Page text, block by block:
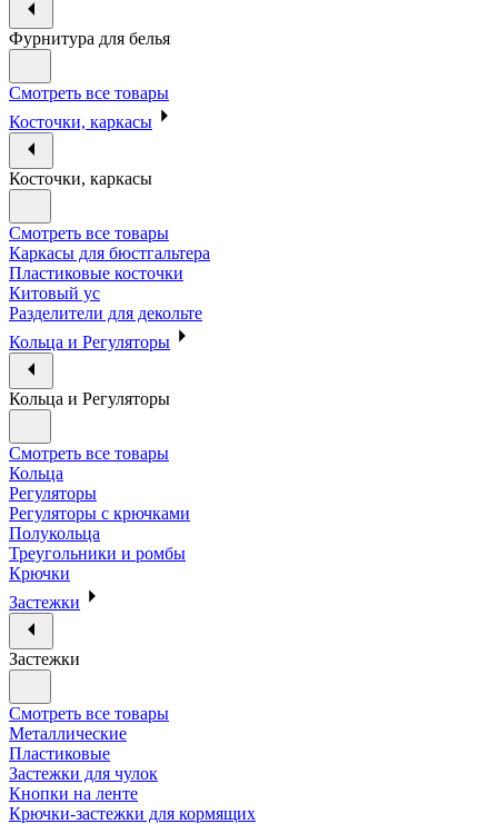
Фурнитура для белья
Смотреть все товары
Косточки, каркасы
Косточки, каркасы
Смотреть все товары
Каркасы для бюстгальтера
Пластиковые косточки
Китовый ус
Разделители для декольте
Кольца и Регуляторы
Кольца и Регуляторы
Смотреть все товары
Кольца
Регуляторы
Регуляторы с крючками
Полукольца
Треугольники и ромбы
Крючки
Застежки
Застежки
Смотреть все товары
Металлические
Пластиковые
Застежки для чулок
Кнопки на ленте
Крючки-застежки для кормящих